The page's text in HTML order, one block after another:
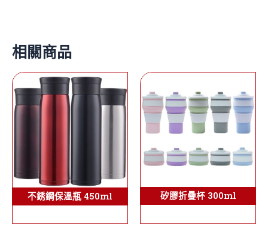
相關商品
不銹鋼保溫瓶 450ml 矽膠折疊杯 300ml